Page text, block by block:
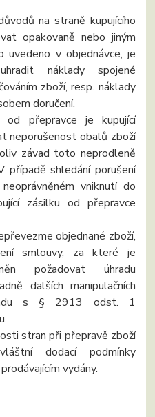
na straně kupujícího
opakovaně nebo jiným
uvedeno v objednávce, je
náklady spojené
zboží, resp. náklady
doručení.
přepravce je kupující
neporušenost obalů zboží
závad toto neprodleně
případě shledání porušení
vniknutí do
zásilku od přepravce
objednané zboží,
smlouvy, za které je
požadovat úhradu
dalších manipulačních
s § 2913 odst. 1
stran při přepravě zboží
dodací podmínky
vydány.